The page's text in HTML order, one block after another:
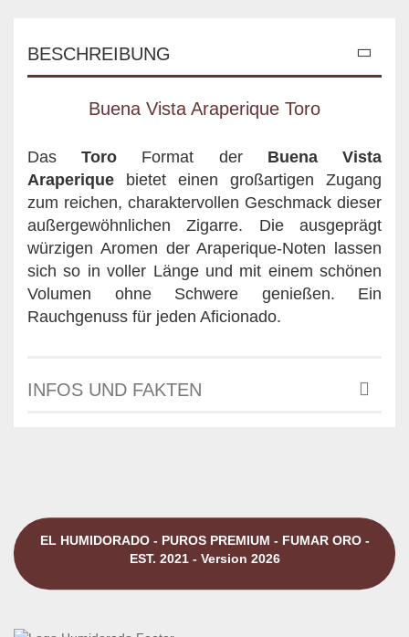
BESCHREIBUNG
Buena Vista Araperique Toro
DasToro Format der Buena Vista
Araperique bietet einen großartigen Zugang
zum reichen, charaktervollen Geschmack dieser
außergewöhnlichen Zigarre. Die ausgeprägt
würzigen Aromen der Araperique-Noten lassen
sich so in voller Länge und mit einem schönen
Volumen ohne Schwere genießen. Ein
Rauchgenuss für jeden Aficionado.
INFOS UND FAKTEN
EL HUMIDORADO - PUROS PREMIUM - FUMAR ORO -
EST. 2021 - Version 2026